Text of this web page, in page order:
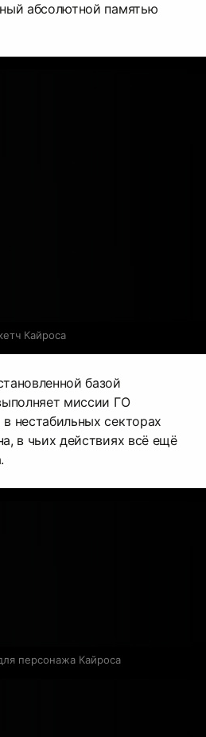
абсолютной памятью
Кайроса
базой
миссии ГО
нестабильных секторах
в чьих действиях всё ещё
персонажа Кайроса